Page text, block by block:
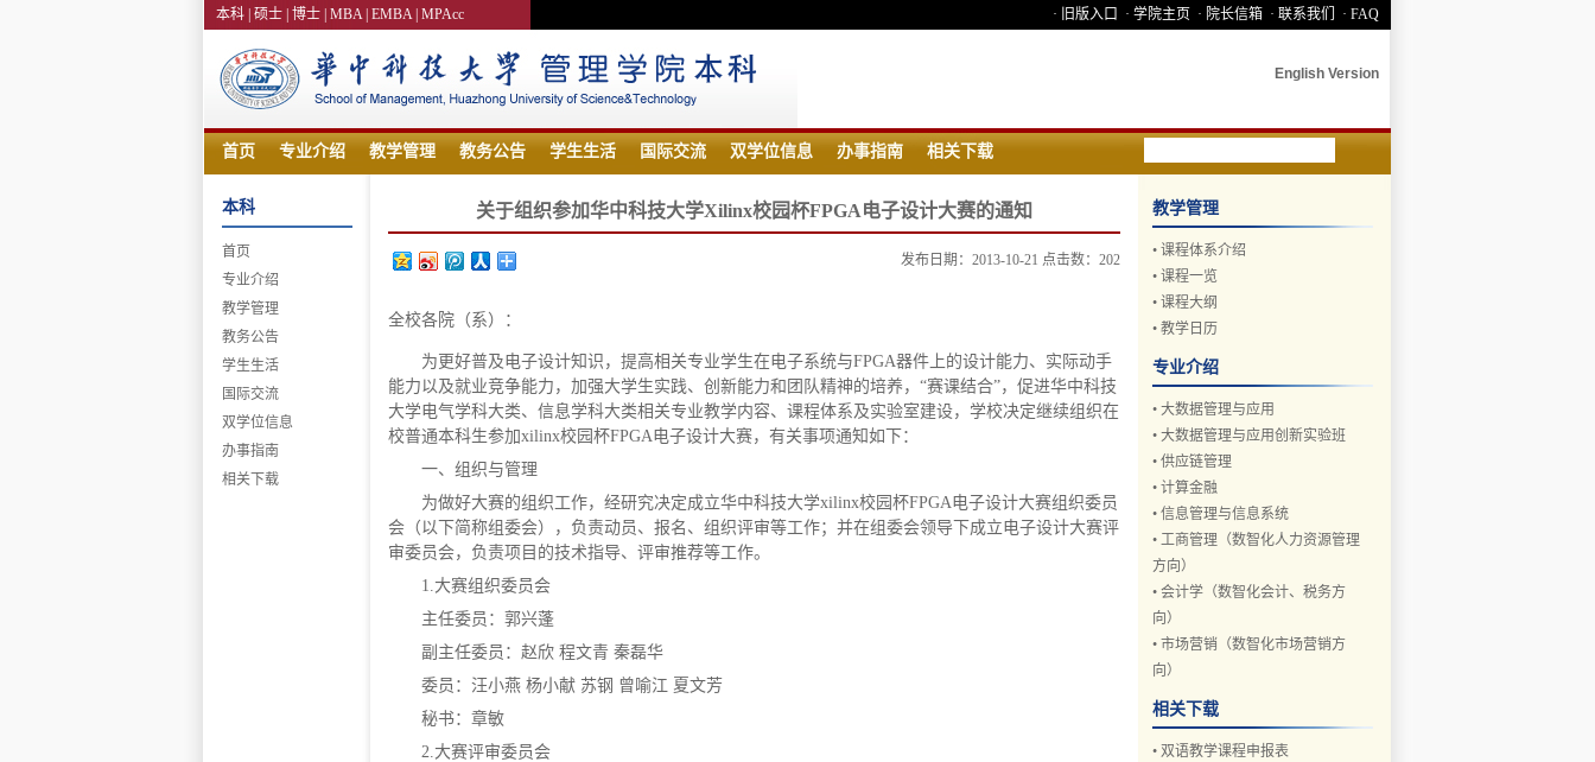
· 旧版入口 · 学院主页 · 院长信箱 · 联系我们 · FAQ
本科 | 硕士 | 博士 | MBA | EMBA | MPAcc
English Version
首页 专业介绍 教学管理 教务公告 学生生活 国际交流 双学位信息 办事指南 相关下载
本科
首页
专业介绍
教学管理
教务公告
学生生活
国际交流
双学位信息
办事指南
相关下载
关于组织参加华中科技大学Xilinx校园杯FPGA电子设计大赛的通知
发布日期：2013-10-21 点击数： 202
全校各院（系）：
为更好普及电子设计知识，提高相关专业学生在电子系统与FPGA器件上的设计能力、实际动手
能力以及就业竞争能力，加强大学生实践、创新能力和团队精神的培养，“赛课结合”，促进华中科技
大学电气学科大类、信息学科大类相关专业教学内容、课程体系及实验室建设，学校决定继续组织在
校普通本科生参加xilinx校园杯FPGA电子设计大赛，有关事项通知如下：
一、组织与管理
为做好大赛的组织工作，经研究决定成立华中科技大学xilinx校园杯FPGA电子设计大赛组织委员
会（以下简称组委会），负责动员、报名、组织评审等工作；并在组委会领导下成立电子设计大赛评
审委员会，负责项目的技术指导、评审推荐等工作。
1.大赛组织委员会
主任委员：郭兴蓬
副主任委员：赵欣 程文青 秦磊华
委员：汪小燕 杨小献 苏钢 曾喻江 夏文芳
秘书：章敏
2.大赛评审委员会
教学管理
• 课程体系介绍
• 课程一览
• 课程大纲
• 教学日历
专业介绍
• 大数据管理与应用
• 大数据管理与应用创新实验班
• 供应链管理
• 计算金融
• 信息管理与信息系统
• 工商管理（数智化人力资源管理
方向）
• 会计学（数智化会计、税务方
向）
• 市场营销（数智化市场营销方
向）
相关下载
• 双语教学课程申报表